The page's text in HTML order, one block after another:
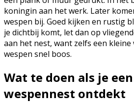
koningin aan het werk. Later
wespen bij. Goed kijken en rustig
je dichtbij komt, let dan op
aan het nest, want zelfs een
wespen snel boos.
Wat te doen als je
wespennest ontdekt